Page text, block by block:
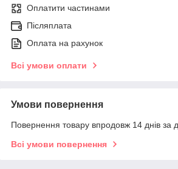
Оплатити частинами
Післяплата
Оплата на рахунок
Всі умови оплати
Умови повернення
Повернення товару впродовж 14 днів за
Всі умови повернення